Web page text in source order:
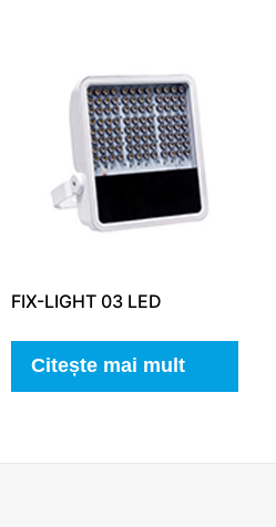
FIX-LIGHT 03 LED
Citește mai mult